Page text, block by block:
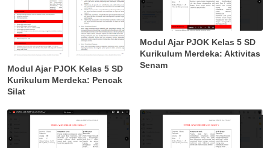
Modul Ajar PJOK Kelas 5 SD
Kurikulum Merdeka: Pencak
Silat
Modul Ajar PJOK Kelas 5 SD
Kurikulum Merdeka: Aktivitas
Senam